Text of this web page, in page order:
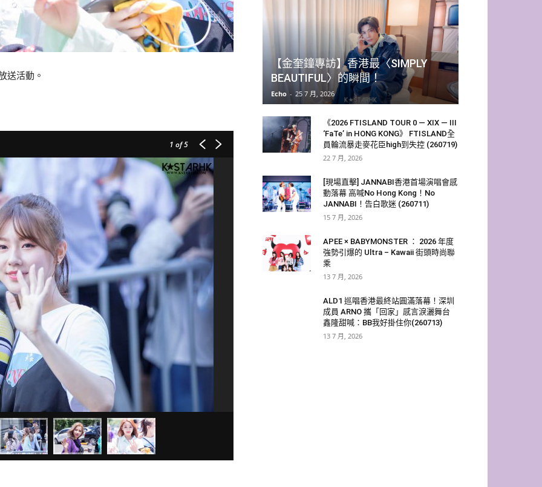
送活動。
1 of 5
【金奎鐘專訪】香港最〈SIMPLY
BEAUTIFUL〉的瞬間！
Echo - 25 7 月, 2026
《2026 FTISLAND TOUR 0 — XIX — III
‘FaTe’ in HONG KONG》 FTISLAND全
員輪流暴走麥花臣high到失控 (260719)
22 7 月, 2026
[現場直擊] JANNABI香港首場演唱會感
動落幕 高喊No Hong Kong！No
JANNABI！告白歌迷 (260711)
15 7 月, 2026
APEE × BABYMONSTER ： 2026 年度
強勢引爆的 Ultra – Kawaii 街頭時尚聯
乘
13 7 月, 2026
ALD1 巡唱香港最終站圓滿落幕！深圳
成員 ARNO 攜「回家」感言淚灑舞台
鑫隆甜喊：BB我好掛住你(260713)
13 7 月, 2026